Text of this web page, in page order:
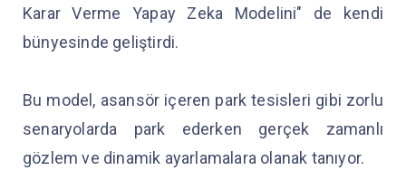
Karar Verme Yapay Zeka Modelini" de kendi
bünyesinde geliştirdi.
Bu model, asansör içeren park tesisleri gibi zorlu
senaryolarda park ederken gerçek zamanlı
gözlem ve dinamik ayarlamalara olanak tanıyor.